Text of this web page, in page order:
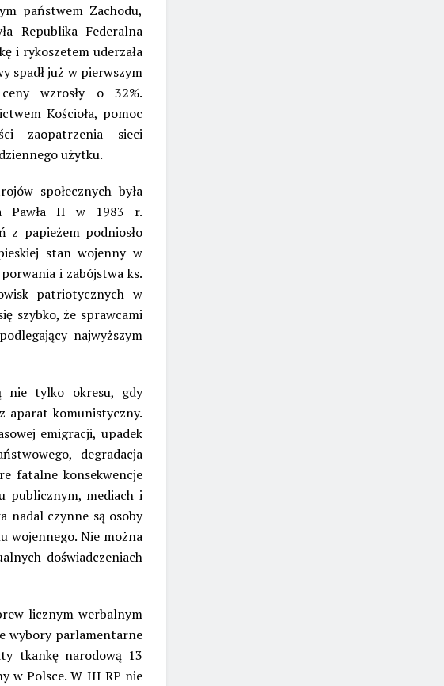
państwem Zachodu,
Republika Federalna
i rykoszetem uderzała
spadł już w pierwszym
wzrosły o 32%.
Kościoła, pomoc
zaopatrzenia sieci
użytku.
społecznych była
Pawła II w 1983 r.
z papieżem podniosło
stan wojenny w
i zabójstwa ks.
patriotycznych w
szybko, że sprawcami
najwyższym
nie tylko okresu, gdy
aparat komunistyczny.
emigracji, upadek
degradacja
fatalne konsekwencje
publicznym, mediach i
nadal czynne są osoby
wojennego. Nie można
doświadczeniach
licznym werbalnym
wybory parlamentarne
tkankę narodową 13
w Polsce. W III RP nie